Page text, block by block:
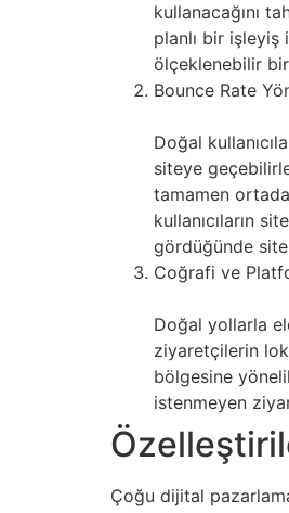
kullanacağını
planlı bir işleyiş
ölçeklenebilir bir
Bounce Rate
Doğal
siteye
tamamen
kullanıcıların
gördüğünde
Coğrafi ve
Doğal yollarla
ziyaretçilerin
bölgesine
istenmeyen
Çoğu dijital